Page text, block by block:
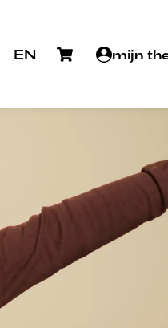
EN mijn